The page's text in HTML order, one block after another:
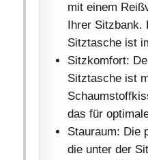
mit einem
Ihrer Sitzbank.
Sitztasche ist
Sitzkomfort:
Sitztasche ist
das für
Stauraum: Die
die unter der